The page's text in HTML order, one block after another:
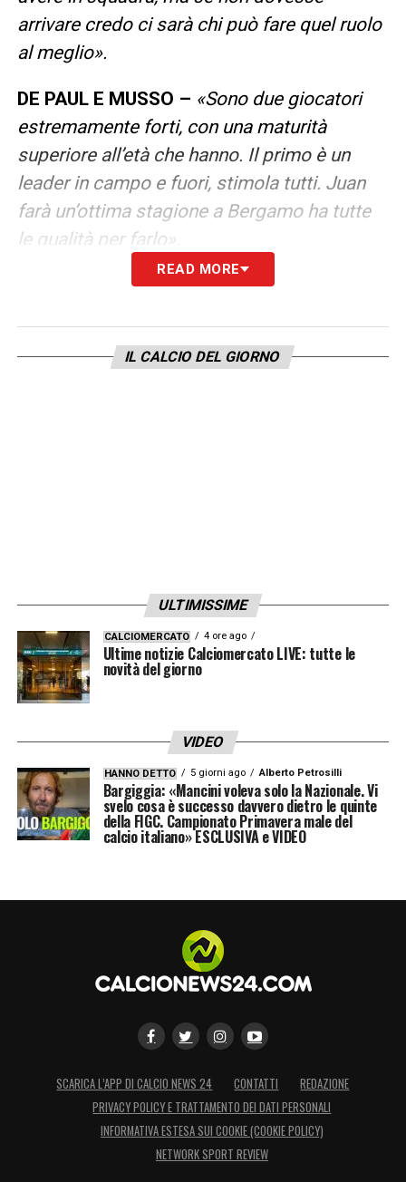
arrivare credo ci sarà chi può fare quel ruolo
al meglio».
DE PAUL E MUSSO – «Sono due giocatori
estremamente forti, con una maturità
superiore all’età che hanno. Il primo è un
leader in campo e fuori, stimola tutti. Juan
farà un’ottima stagione a Bergamo ha tutte
le qualità per farlo».
READ MORE
IL CALCIO DEL GIORNO
ULTIMISSIME
CALCIOMERCATO 4 ore ago
Ultime notizie Calciomercato LIVE: tutte le
novità del giorno
VIDEO
HANNO DETTO 5 giorni ago Alberto Petrosilli
Bargiggia: «Mancini voleva solo la Nazionale. Vi
svelo cosa è successo davvero dietro le quinte
della FIGC. Campionato Primavera male del
calcio italiano» ESCLUSIVA e VIDEO
SCARICA L’APP DI CALCIO NEWS 24 CONTATTI
REDAZIONE
PRIVACY POLICY E TRATTAMENTO DEI DATI PERSONALI
INFORMATIVA ESTESA SUI COOKIE (COOKIE POLICY)
NETWORK SPORT REVIEW